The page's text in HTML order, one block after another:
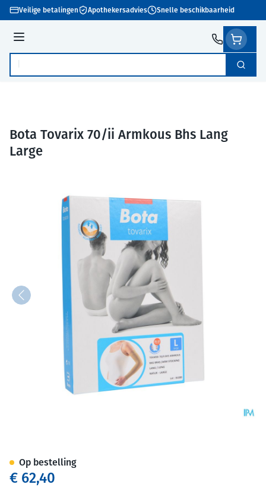
Ga naar de inhoud
Veilige betalingen Apothekersadvies Snelle beschikbaarheid
Menu
Product, merk, categorie... Zoek
Bota Tovarix 70/ii Armkous Bhs Lang
Large
€ 62,40
Op bestelling